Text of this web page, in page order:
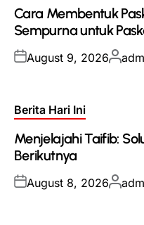
Cara Membentuk
Sempurna untuk
Posted
August 9, 2026Posted
Posted
Berita Hari Ini
Menjelajahi Taifib:
Berikutnya
Posted
August 8, 2026Posted